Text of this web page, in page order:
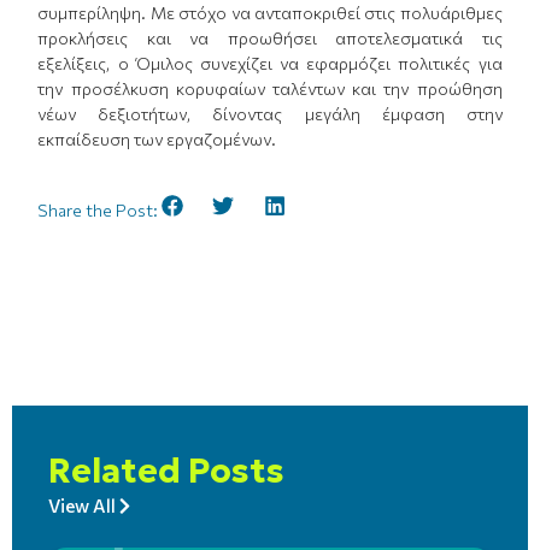
συμπερίληψη. Με στόχο να ανταποκριθεί στις πολυάριθμες
προκλήσεις και να προωθήσει αποτελεσματικά τις
εξελίξεις, ο Όμιλος συνεχίζει να εφαρμόζει πολιτικές για
την προσέλκυση κορυφαίων ταλέντων και την προώθηση
νέων δεξιοτήτων, δίνοντας μεγάλη έμφαση στην
εκπαίδευση των εργαζομένων.
Share the Post:
Related Posts
View All